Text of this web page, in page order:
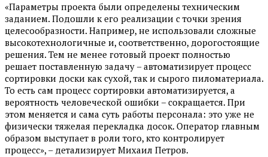
«Параметры проекта были определены техническим
заданием. Подошли к его реализации с точки зрения
целесообразности. Например, не использовали сложные
высокотехнологичные и, соответственно, дорогостоящие
решения. Тем не менее готовый проект полностью
решает поставленную задачу – автоматизирует процесс
сортировки доски как сухой, так и сырого пиломатериала.
То есть сам процесс сортировки автоматизируется, а
вероятность человеческой ошибки – сокращается. При
этом меняется и сама суть работы персонала: это уже не
физически тяжелая перекладка досок. Оператор главным
образом выступает в роли того, кто контролирует
процесс», – детализирует Михаил Петров.